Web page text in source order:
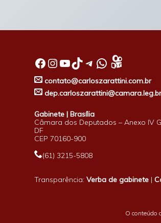
Facebook InstagramYoutube TikTok Telegram WhatsApp
contato@carloszarattini.com.br
Gabinete | Brasília
Câmara dos Deputados – Anexo IV
DF
CEP 70160-900
(61) 3215-5808
Transparência:Verba de gabinete |
O conteúdo